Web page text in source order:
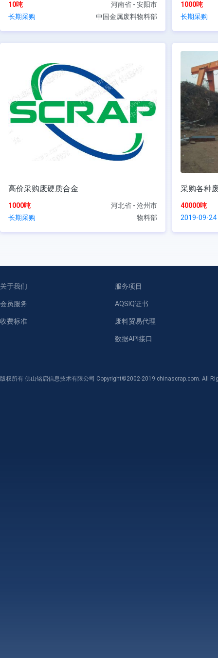
10吨
河南省 - 安阳市
长期采购
中国金属废料物料部
1000吨
长期采购
高价采购废硬质合金
1000吨
河北省 - 沧州市
长期采购
物料部
采购各种
40000吨
2019-09-24
关于我们
会员服务
收费标准
服务项目
AQSIQ证书
废料贸易代理
数据API接口
版权所有 佛山铭启信息技术有限公司 Copyright©2002-2019 chinascrap.com. All